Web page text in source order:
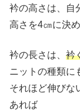
衿の高さは、自
高さを4㎝に決
衿の長さは、 衿
ニットの種類に
それほど伸びな
あれば